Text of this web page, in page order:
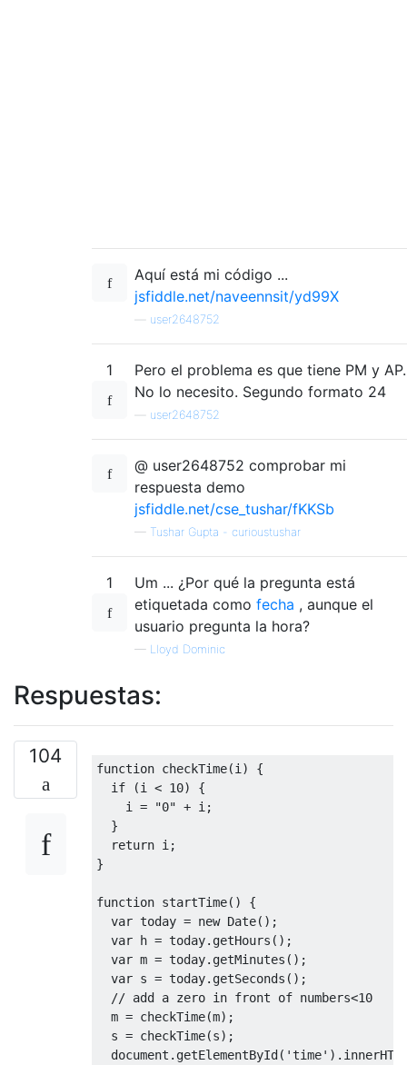
Aquí está mi código ...
jsfiddle.net/naveennsit/yd99X
user2648752
1
Pero el problema es que tiene PM y AP.
No lo necesito. Segundo formato 24
user2648752
@ user2648752 comprobar mi
respuesta demo
jsfiddle.net/cse_tushar/fKKSb
— Tushar Gupta - curioustushar
1
Um ... ¿Por qué la pregunta está
etiquetada como fecha , aunque el
usuario pregunta la hora?
— Lloyd Dominic
Respuestas:
104
function checkTime(i )
{
if
(i < 10)
{
    i
= "0" + i ;
}
return i ;
}
function startTime()
{
var today = new Date();
var h = today. getHours ();
var m = today. getMinutes ();
var s = today. getSeconds ();
// add a zero in front of numbers<10
  m
= checkTime(m);
  s
= checkTime(s);
  document
. getElementById( 'time' ).